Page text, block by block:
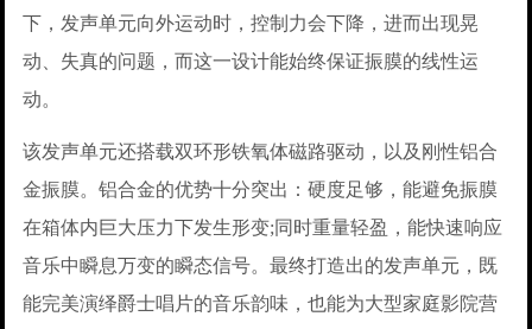
下，发声单元向外运动时，控制力会下降，进而出现晃
动、失真的问题，而这一设计能始终保证振膜的线性运
动。
该发声单元还搭载双环形铁氧体磁路驱动，以及刚性铝合
金振膜。铝合金的优势十分突出：硬度足够，能避免振膜
在箱体内巨大压力下发生形变;同时重量轻盈，能快速响应
音乐中瞬息万变的瞬态信号。最终打造出的发声单元，既
能完美演绎爵士唱片的音乐韵味，也能为大型家庭影院营